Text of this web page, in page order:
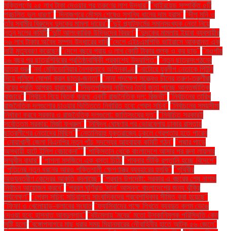
মুক্তিপণের ২৫ লাখ টাকা দেওয়ার পর তরুণের লাশ উদ্ধার" "থাইরয়েড সম্পর্কিত ৫টি
প্রচলিত ভুল ধারণা" "দিনাজপুরে মৌসুম শেষেও সুগন্ধি ধানের দাম হ্রাস" "দীপু মনি ও
তাঁর স্বামীর বিরুদ্ধে দুদকের মামলা দায়ের" "দুই প্ল্যাটফর্মের সমানসংখ্যক নেতা নিয়ে
নতুন দলের কমিটি "দুটি আলংকারিক উদ্ভিদের বিবরণ" "দুদকের মামলায় ইয়াবা ব্যবসায়ীর
৭৬ লাখ টাকার অবৈধ সম্পদ উদ্ধারের দাবি "দেশে এইচএমপিভি ভাইরাসে আক্রান্ত এক
নারী মৃত্যুবরণ করেছেন "দেশে বছরে প্রায় ৩ লাখ কোটি টাকার শুল্ক ও কর ছাড়" "নওগাঁয়
১৬ বছর পর ছাত্রশিবিরের প্রতিষ্ঠাবার্ষিকী প্রকাশ্যে উদযাপিত" "নতুন ছাত্রসংগঠনের
যাত্রা শুরু "নর্থ মেসিডোনিয়ার নৈশক্লাবে অগ্নিকাণ্ড "নাটোরে যুবলীগ নেতাকে পিটুনি
দিয়ে পুলিশে সোপর্দ করল ছাত্র-জনতা" "নানা পদক্ষেপ সত্ত্বেও চীনের তরুণ-তরুণীরা
বিয়ের প্রতি আগ্রহ হারাচ্ছে" "নিভৃতপল্লির নারীদের তৈরি জুতা পাচ্ছে আন্তর্জাতিক
বাজারে" "নির্বাচন নিয়ে বিতর্ক করছে একটি রাজনৈতিক দল: রিজভী" "নির্বাচনের তারিখ
রাজনৈতিক দলগুলোর চাওয়ার ভিত্তিতে নির্ধারিত হবে: প্রেস সচিব" "নির্বাচনের সময়সীমা
নির্ধারণ করবে সরকার ও রাজনৈতিক দলগুলো: জাতিসংঘের দূত" "নির্বাচিত সরকারই
সর্বোত্তম সরকার: মির্জা ফখরুল" "নিষিদ্ধ ঘোষণার পর ভোরবেলায় ঢাকার রাস্তায়
ছাত্রলীগের নেতাদের মিছিল" "নেতানিয়াহু যুক্তরাজ্যে ঢুকলে গ্রেপ্তার হতে পারেন
"নোয়াখালী জেলা বিএনপির নতুন পাঁচ সদস্যের আহ্বায়ক কমিটি গঠন" "পদ্মার পাড়ে
অস্থায়ী হাটে ইলিশ বেচাকেনা"'' "পাকিস্তান থেকে বাংলাদেশে আসার পর রুনা লায়লার
সম্মুখীন বাধার" "পাগলা মসজিদে এক বস্তা চিঠি: "পাবনার শুঁটকি রপ্তানি হচ্ছে বিদেশে"
"পুতিনের নতুন ধরনের আরও শক্তিশালী ক্ষেপণাস্ত্র ব্যবহারের হুমকি" "পৃথিবীর
অভ্যন্তরীণ কেন্দ্রের আকৃতি বদলাচ্ছে" "প্রধান উপদেষ্টা: সরকার এ বছরের শেষ নাগাদ
নির্বাচন আয়োজন করবে" "প্রবল ঘূর্ণিঝড় 'দানা' আসন্ন: বাংলাদেশের জন্য ঝুঁকির
পর্যবেক্ষণ" "প্রেস সচিব: সচিবালয়ে সাংবাদিকদের প্রবেশাধিকার সীমিত করা হয়েছে"
"ফিফা ও খেলোয়াড়-ক্লাবের সংঘাত "ফ্যাসিবাদের পক্ষে লিখতে ব্যবহৃত কলম ভেঙে
দেওয়া হবে: হাসনাত আবদুল্লাহ" "বইমেলায় ‘মবের’ মতো উসকানিমূলক পরিস্থিতি কেন
সৃষ্টি হলো "বঙ্গোপসাগরে মাছ ধরার সময় মিয়ানমারের নৌবাহিনীর হাতে আটক ৫৬ জেলে"